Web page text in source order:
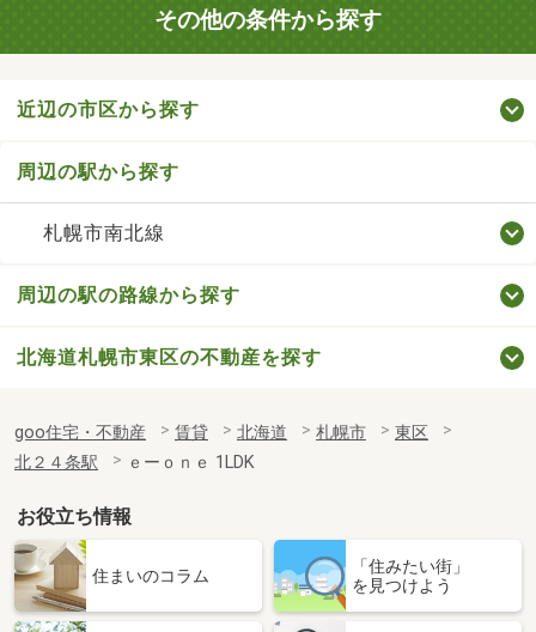
その他の条件から探す
近辺の市区から探す
周辺の駅から探す
札幌市南北線
周辺の駅の路線から探す
北海道札幌市東区の不動産を探す
goo住宅・不動産 賃貸 北海道 札幌市
東区
北２４条駅
ｅーｏｎｅ 1LDK
お役立ち情報
住まいのコラム
「住みたい街」
を見つけよう